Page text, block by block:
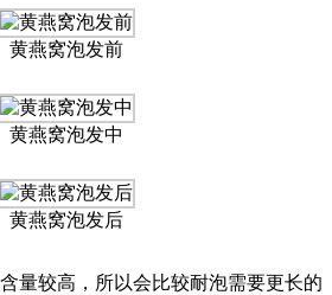
黄燕窝泡发前
黄燕窝泡发中
黄燕窝泡发后
量较高，所以会比较耐泡需要更长的